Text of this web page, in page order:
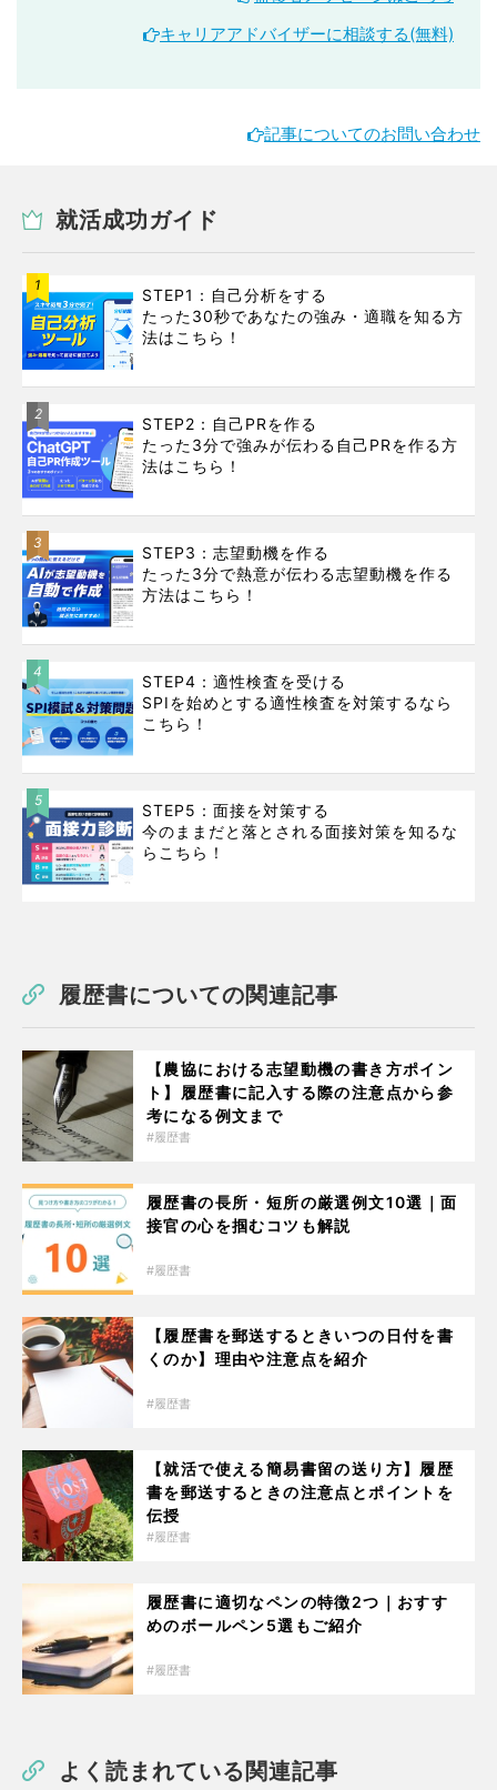
キャリアアドバイザーに相談する(無料)
記事についてのお問い合わせ
就活成功ガイド
1
STEP1：自己分析をする
たった30秒であなたの強み・適職を知る方
法はこちら！
2
STEP2：自己PRを作る
たった3分で強みが伝わる自己PRを作る方
法はこちら！
3
STEP3：志望動機を作る
たった3分で熱意が伝わる志望動機を作る
方法はこちら！
4
STEP4：適性検査を受ける
SPIを始めとする適性検査を対策するなら
こちら！
5
STEP5：面接を対策する
今のままだと落とされる面接対策を知るな
らこちら！
履歴書についての関連記事
【農協における志望動機の書き方ポイン
ト】履歴書に記入する際の注意点から参
考になる例文まで
履歴書
履歴書の長所・短所の厳選例文10選｜面
接官の心を掴むコツも解説
履歴書
【履歴書を郵送するときいつの日付を書
くのか】理由や注意点を紹介
履歴書
【就活で使える簡易書留の送り方】履歴
書を郵送するときの注意点とポイントを
伝授
履歴書
履歴書に適切なペンの特徴2つ｜おすす
めのボールペン5選もご紹介
履歴書
よく読まれている関連記事